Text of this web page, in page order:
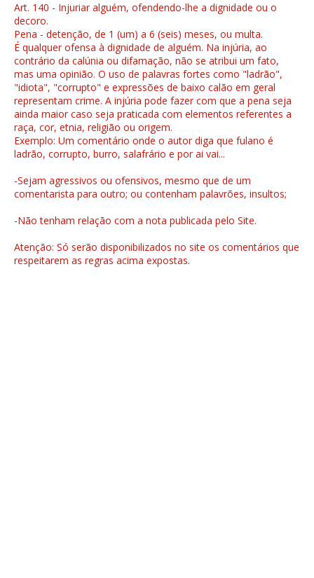
Art. 140 - Injuriar alguém, ofendendo-lhe a dignidade ou o
decoro.
Pena - detenção, de 1 (um) a 6 (seis) meses, ou multa.
É qualquer ofensa à dignidade de alguém. Na injúria, ao
contrário da calúnia ou difamação, não se atribui um fato,
mas uma opinião. O uso de palavras fortes como "ladrão",
"idiota", "corrupto" e expressões de baixo calão em geral
representam crime. A injúria pode fazer com que a pena seja
ainda maior caso seja praticada com elementos referentes a
raça, cor, etnia, religião ou origem.
Exemplo: Um comentário onde o autor diga que fulano é
ladrão, corrupto, burro, salafrário e por ai vai...
-Sejam agressivos ou ofensivos, mesmo que de um
comentarista para outro; ou contenham palavrões, insultos;
-Não tenham relação com a nota publicada pelo Site.
Atenção: Só serão disponibilizados no site os comentários que
respeitarem as regras acima expostas.